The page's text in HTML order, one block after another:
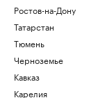
Ростов-на-Дону
Татарстан
Тюмень
Черноземье
Кавказ
Карелия